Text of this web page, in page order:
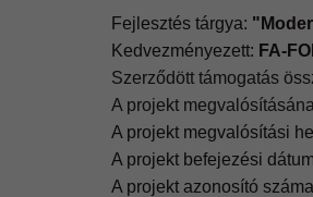
Fejlesztés tárgya:
Kedvezményezett: FA-
Szerződött támogatás
A projekt
A projekt megvalósítási
A projekt befejezési
A projekt azonosító